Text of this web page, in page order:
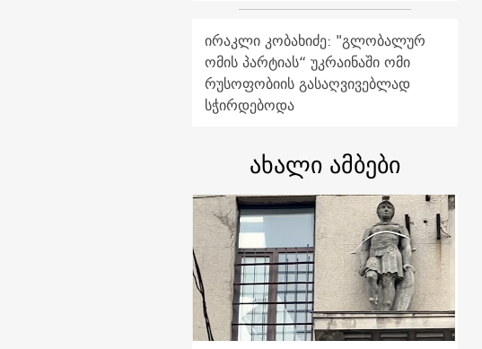
ირაკლი კობახიძე: "გლობალურ
ომის პარტიას“ უკრაინაში ომი
რუსოფობიის გასაღვივებლად
სჭირდებოდა
ახალი ამბები